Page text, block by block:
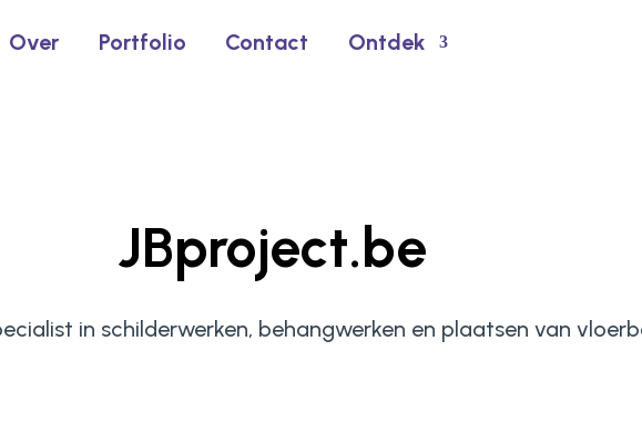
Over Portfolio Contact Ontdek
JBproject.be
in schilderwerken, behangwerken en plaatsen van